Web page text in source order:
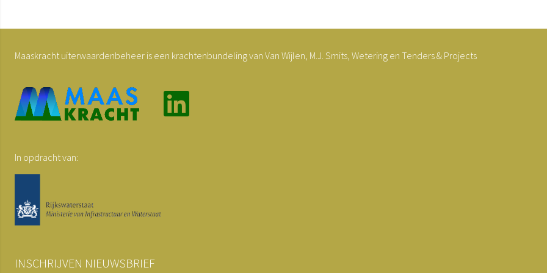
Maaskracht uiterwaardenbeheer is een krachtenbundeling van Van Wijlen, M.J. Smits, Wetering en Tenders & Projects
In opdracht van:
INSCHRIJVEN NIEUWSBRIEF